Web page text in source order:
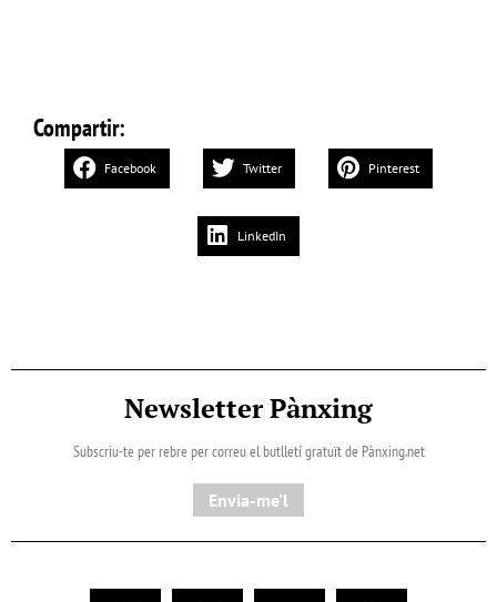
Compartir:
Facebook Twitter Pinterest
LinkedIn
Newsletter Pànxing
Subscriu-te per rebre per correu el butlletí gratuït de Pànxing.net​
Envia-me'l